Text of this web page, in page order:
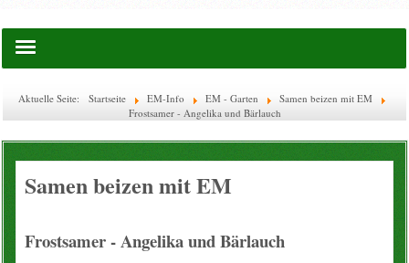
Startseite
Lies doch mal ...
Aktuelle Seite: Startseite EM-Info EM - Garten
Samen beizen mit EM
Frostsamer - Angelika und Bärlauch
Samen beizen mit EM
Frostsamer - Angelika und Bärlauch